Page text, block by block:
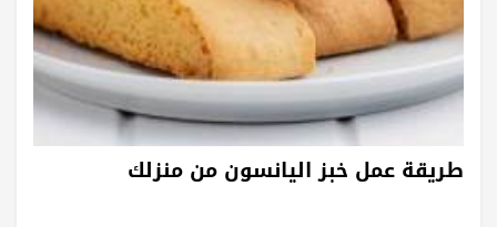
طريقة عمل خبز اليانسون من منزلك